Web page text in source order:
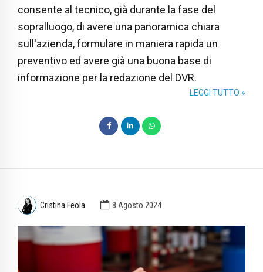
consente al tecnico, già durante la fase del
sopralluogo, di avere una panoramica chiara
sull'azienda, formulare in maniera rapida un
preventivo ed avere già una buona base di
informazione per la redazione del DVR.
LEGGI TUTTO »
Cristina Feola 8 Agosto 2024